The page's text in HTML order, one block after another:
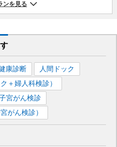
ンを見る
康診断
人間ドック
＋婦人科検診）
宮がん検診
がん検診）